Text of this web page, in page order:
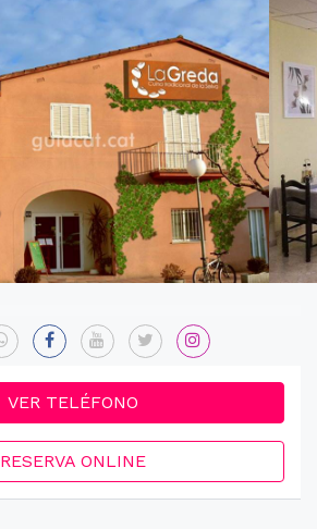
VER TELÉFONO
RESERVA ONLINE